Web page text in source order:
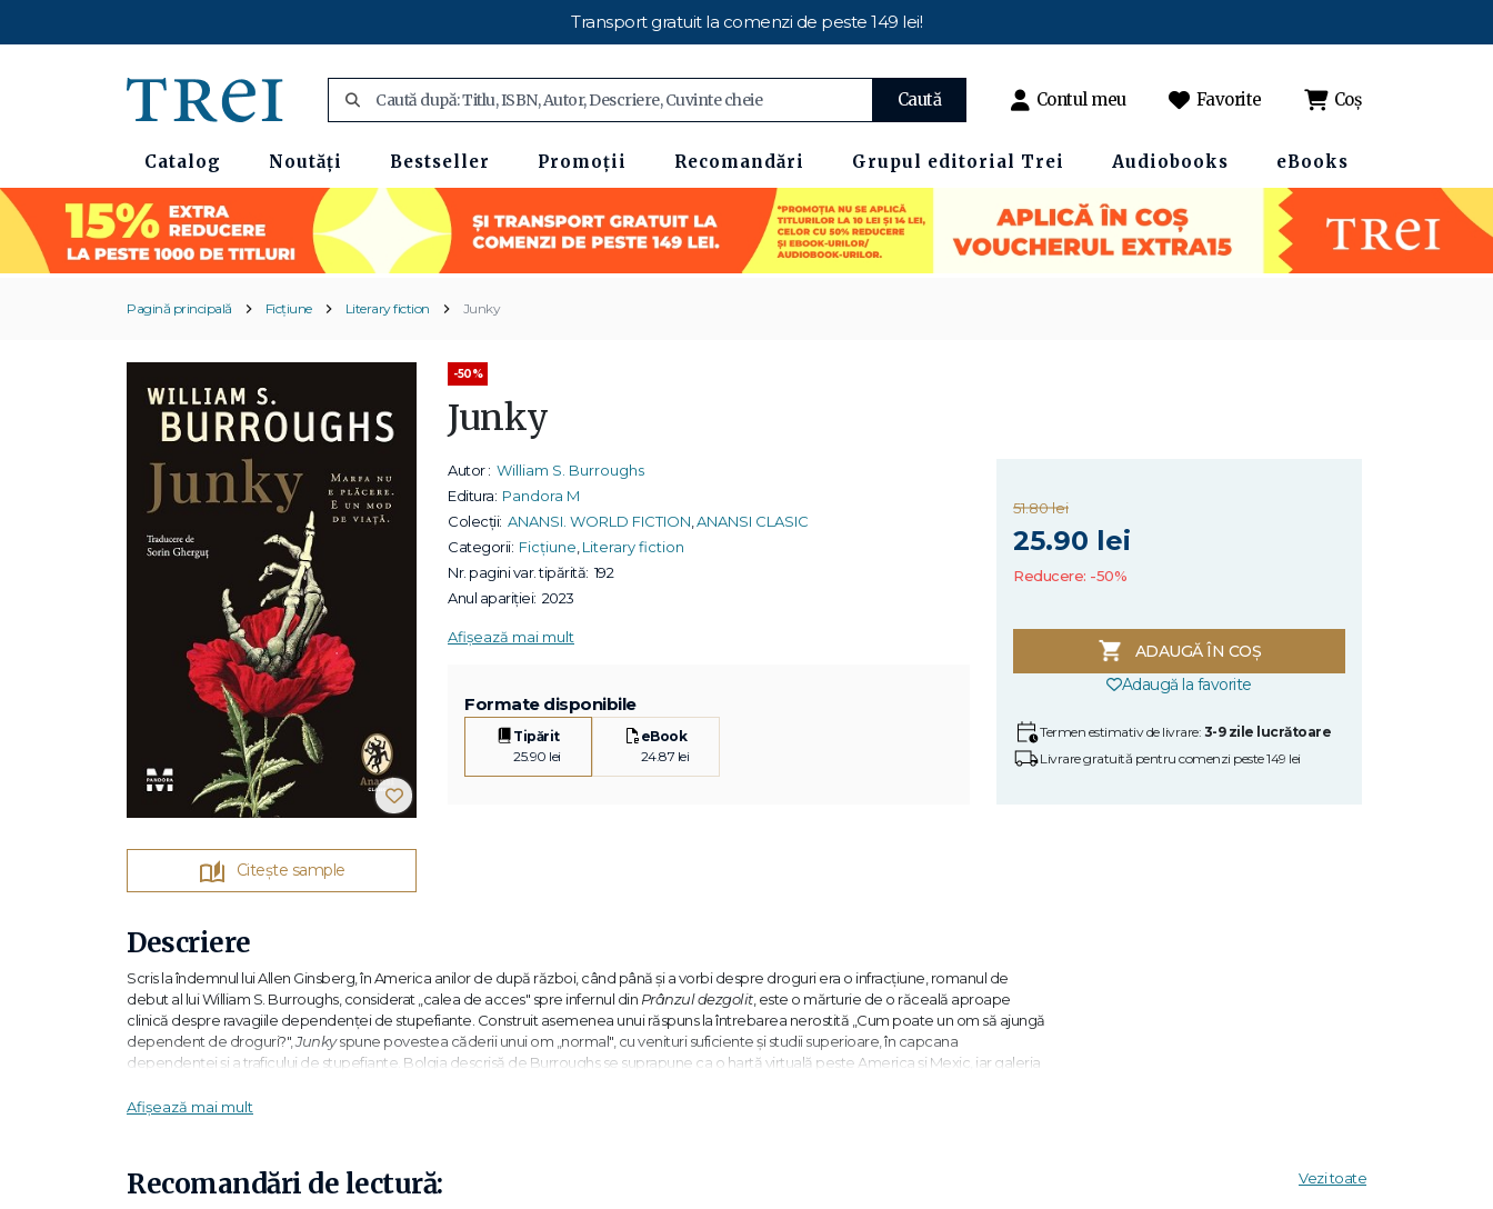
Transport gratuit la comenzi de peste 149 lei!
Caută Contul meu Favorite Coș
Catalog Noutăți Bestseller Promoții Recomandări Grupul editorial Trei Audiobooks eBooks
Pagină principală Ficțiune Literary fiction Junky
Citește sample
-50%
Junky
Autor : William S. Burroughs
Editura: Pandora M
Colecții: ANANSI. WORLD FICTION ANANSI CLASIC
Categorii: Ficțiune Literary fiction
Nr. pagini var. tipărită: 192
Anul apariției: 2023
Afișează mai mult
Formate disponibile
Tipărit
25.90 lei
eBook
24.87 lei
51.80 lei
25.90 lei
Reducere: -50%
ADAUGĂ ÎN COȘ
Adaugă la favorite
Termen estimativ de livrare: 3-9 zile lucrătoare
Livrare gratuită pentru comenzi peste 149 lei
Descriere
Scris la îndemnul lui Allen Ginsberg, în America anilor de după război, când până și a vorbi despre droguri era o infracțiune, romanul de
debut al lui William S. Burroughs, considerat „calea de acces" spre infernul din Prânzul dezgolit, este o mărturie de o răceală aproape
clinică despre ravagiile dependenței de stupefiante. Construit asemenea unui răspuns la întrebarea nerostită „Cum poate un om să ajungă
dependent de droguri?",Junkyspune povestea căderii unui om „normal", cu venituri suficiente și studii superioare, în capcana
dependenței și a traficului de stupefiante. Bolgia descrisă de Burroughs se suprapune ca o hartă virtuală peste America și Mexic, iar galeria
„Mai mult decât orice, Junky se citește ca un ghid de călătorie prin subteranele Americii."
Afișează mai mult
Recomandări de lectură: Vezi toate